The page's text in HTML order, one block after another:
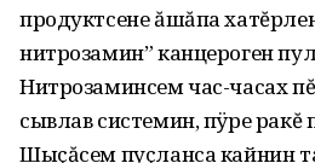
продуктсене ăшăпа
нитрозамин” канцероген
Нитрозаминсем час-часах
сывлав системин, пÿре ракĕ
Шыçăсем пуçланса кайнин